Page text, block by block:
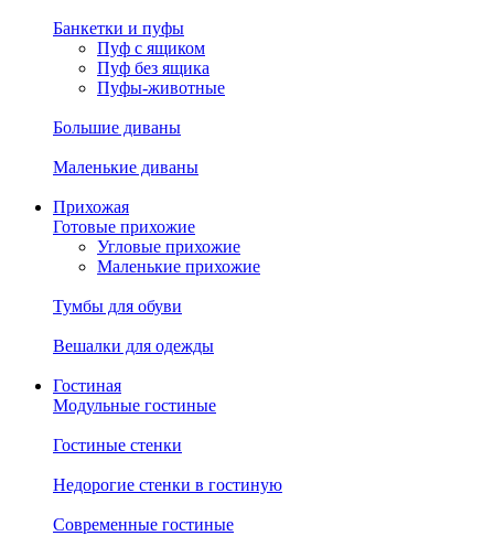
Банкетки и пуфы
Пуф с ящиком
Пуф без ящика
Пуфы-животные
Большие диваны
Маленькие диваны
Прихожая
Готовые прихожие
Угловые прихожие
Маленькие прихожие
Тумбы для обуви
Вешалки для одежды
Гостиная
Модульные гостиные
Гостиные стенки
Недорогие стенки в гостиную
Современные гостиные